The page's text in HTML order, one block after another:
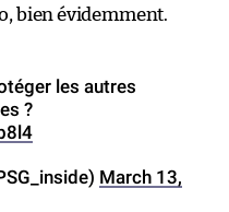
bien évidemment.
les autres
?
March 13,